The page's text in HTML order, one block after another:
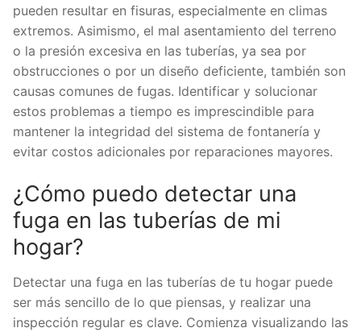
pueden resultar en fisuras, especialmente en climas
extremos. Asimismo, el mal asentamiento del terreno
o la presión excesiva en las tuberías, ya sea por
obstrucciones o por un diseño deficiente, también son
causas comunes de fugas. Identificar y solucionar
estos problemas a tiempo es imprescindible para
mantener la integridad del sistema de fontanería y
evitar costos adicionales por reparaciones mayores.
¿Cómo puedo detectar una
fuga en las tuberías de mi
hogar?
Detectar una fuga en las tuberías de tu hogar puede
ser más sencillo de lo que piensas, y realizar una
inspección regular es clave. Comienza visualizando las